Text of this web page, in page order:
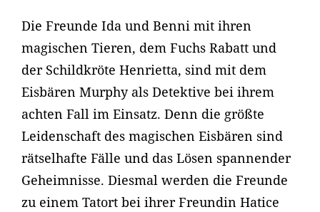
Die Freunde Ida und Benni mit ihren
magischen Tieren, dem Fuchs Rabatt und
der Schildkröte Henrietta, sind mit dem
Eisbären Murphy als Detektive bei ihrem
achten Fall im Einsatz. Denn die größte
Leidenschaft des magischen Eisbären sind
rätselhafte Fälle und das Lösen spannender
Geheimnisse. Diesmal werden die Freunde
zu einem Tatort bei ihrer Freundin Hatice